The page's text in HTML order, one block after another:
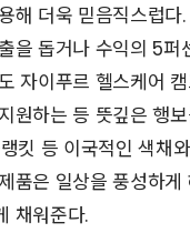
해 더욱 믿음직스럽다
을 돕거나 수익의 5퍼
자이푸르 헬스케어
원하는 등 뜻깊은 행
킷 등 이국적인 색채
품은 일상을 풍성하게
채워준다.